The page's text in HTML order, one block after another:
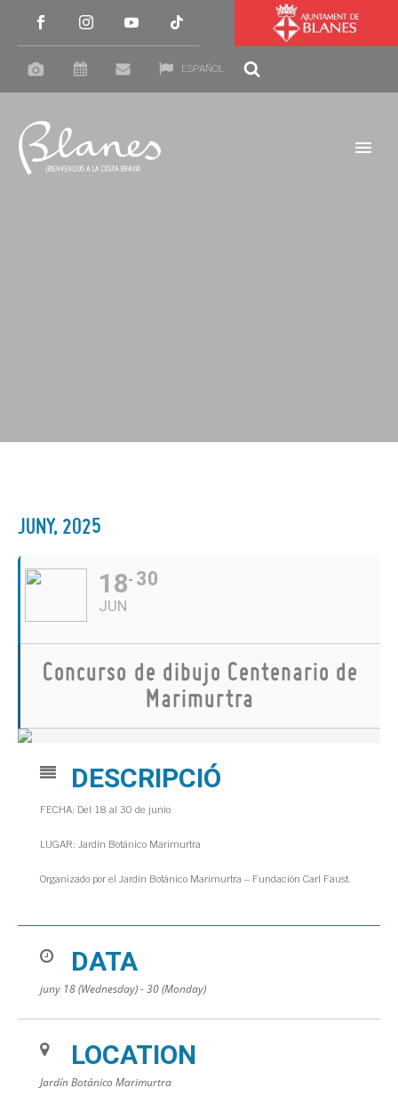
ESPAÑOL
JUNY, 2025
18
JUN
30
Concurso de dibujo Centenario de
Marimurtra
DESCRIPCIÓ
FECHA: Del 18 al 30 de junio
LUGAR: Jardín Botánico Marimurtra
Organizado por el Jardín Botánico Marimurtra – Fundación Carl Faust.
DATA
juny 18 (Wednesday) - 30 (Monday)
LOCATION
Jardín Botánico Marimurtra